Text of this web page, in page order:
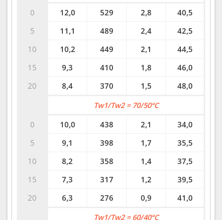
0
5
10
15
20
12,0
529 2,8
40,5
11,1
489 2,4
42,5
10,2
449 2,1
44,5
9,3
410 1,8
46,0
8,4
370 1,5 48,0
0
5
10
15
20
Tw1/Tw2 = 70/50°C
10,0
438 2,1
34,0
9,1
398 1,7
35,5
8,2
358 1,4
37,5
7,3
317 1,2
39,5
6,3
276 0,9 41,0
Tw1/Tw2 = 60/40°C